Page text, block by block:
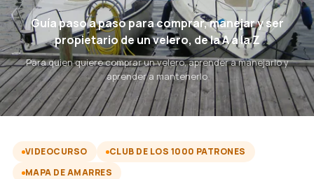
Guía paso a paso para comprar, manejar y ser
propietario de un velero, de la A a la Z
Para quien quiere comprar un velero, aprender a manejarlo y
aprender a mantenerlo
VIDEOCURSO
CLUB DE LOS 1000 PATRONES
MAPA DE AMARRES